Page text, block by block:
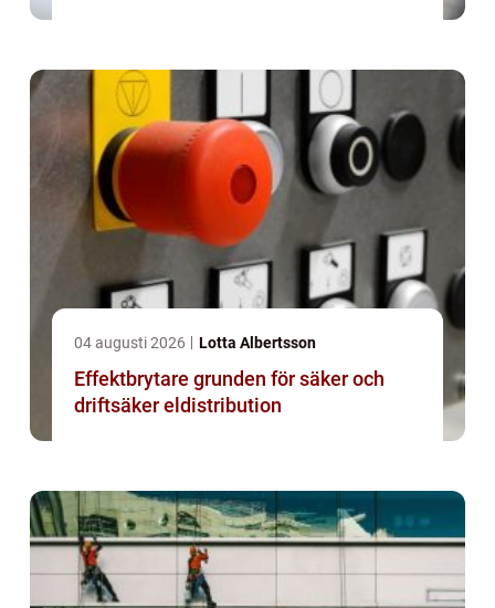
04 augusti 2026 Lotta Albertsson
Effektbrytare grunden för säker och
driftsäker eldistribution